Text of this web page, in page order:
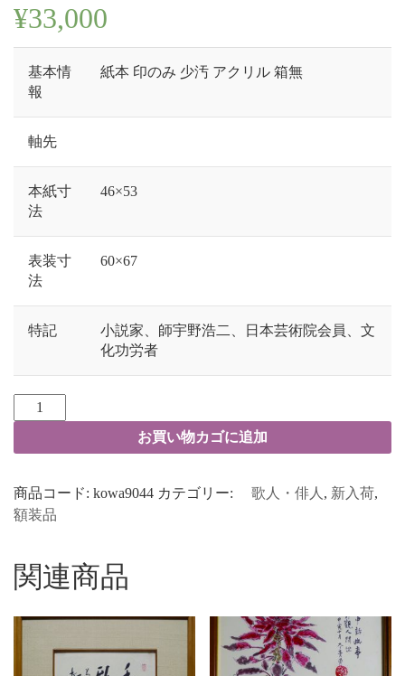
¥33,000
基本情
報
紙本 印のみ 少汚 アクリル 箱無
軸先
本紙寸
法
46×53
表装寸
法
60×67
特記
小説家、師宇野浩二、日本芸術院会員、文
化功労者
お買い物カゴに追加
商品コード: kowa9044 カテゴリー: 歌人・俳人 , 新入荷,
額装品
関連商品